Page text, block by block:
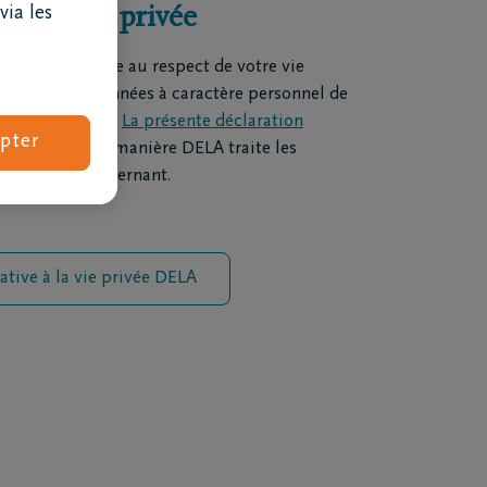
vie privée
d'importance au respect de votre vie
les (vos) données à caractère personnel de
transparente. La présente déclaration
de quelle manière DELA traite les
vous concernant.
à la vie privée DELA
les